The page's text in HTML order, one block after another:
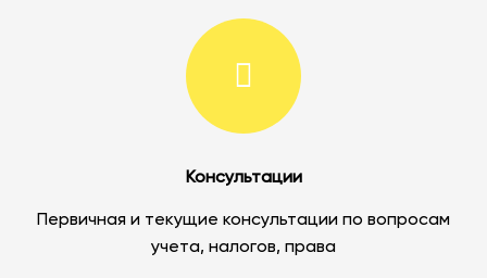
Консультации
Первичная и текущие консультации по вопросам
учета, налогов, права